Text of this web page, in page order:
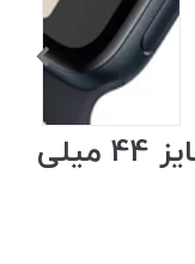
اپل واچ SE Gen2 2024 سایز 44 میلی